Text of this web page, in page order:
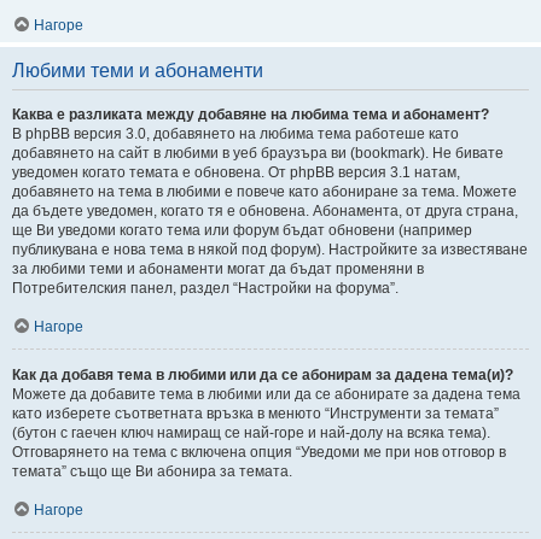
Нагоре
Любими теми и абонаменти
Каква е разликата между добавяне на любима тема и абонамент?
В phpBB версия 3.0, добавянето на любима тема работеше като
добавянето на сайт в любими в уеб браузъра ви (bookmark). Не бивате
уведомен когато темата е обновена. От phpBB версия 3.1 натам,
добавянето на тема в любими е повече като абониране за тема. Можете
да бъдете уведомен, когато тя е обновена. Абонамента, от друга страна,
ще Ви уведоми когато тема или форум бъдат обновени (например
публикувана е нова тема в някой под форум). Настройките за известяване
за любими теми и абонаменти могат да бъдат променяни в
Потребителския панел, раздел “Настройки на форума”.
Нагоре
Как да добавя тема в любими или да се абонирам за дадена тема(и)?
Можете да добавите тема в любими или да се абонирате за дадена тема
като изберете съответната връзка в менюто “Инструменти за темата”
(бутон с гаечен ключ намиращ се най-горе и най-долу на всяка тема).
Отговарянето на тема с включена опция “Уведоми ме при нов отговор в
темата” също ще Ви абонира за темата.
Нагоре